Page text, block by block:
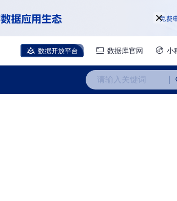
数据开放平台 数据库官网 小
请输入关键词